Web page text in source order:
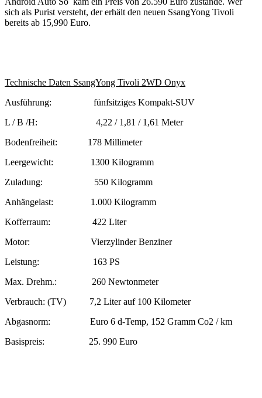
sich als Purist versteht, der erhält den neuen SsangYong Tivoli
bereits ab 15,990 Euro.
Technische Daten SsangYong Tivoli 2WD Onyx
Ausführung: fünfsitziges Kompakt-SUV
L / B /H: 4,22 / 1,81 / 1,61 Meter
Bodenfreiheit: 178 Millimeter
Leergewicht: 1300 Kilogramm
Zuladung: 550 Kilogramm
Anhängelast: 1.000 Kilogramm
Kofferraum: 422 Liter
Motor: Vierzylinder Benziner
Leistung: 163 PS
Max. Drehm.: 260 Newtonmeter
Verbrauch: (TV) 7,2 Liter auf 100 Kilometer
Abgasnorm: Euro 6 d-Temp, 152 Gramm Co2 / km
Basispreis: 25. 990 Euro